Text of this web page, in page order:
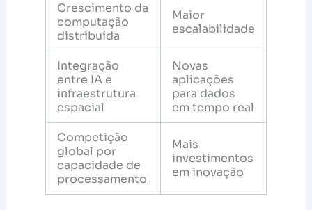
Crescimento da
computação
distribuída
Maior
escalabilidade
Integração
entre IA e
infraestrutura
espacial
Novas
aplicações
para dados
em tempo real
Competição
global por
capacidade de
processamento
Mais
investimentos
em inovação